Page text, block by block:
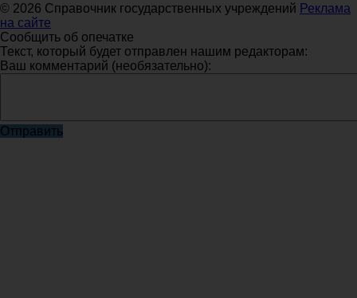
© 2026 Справочник государственных учреждений Реклама
на сайте
Сообщить об опечатке
Текст, который будет отправлен нашим редакторам:
Ваш комментарий (необязательно):
Отправить